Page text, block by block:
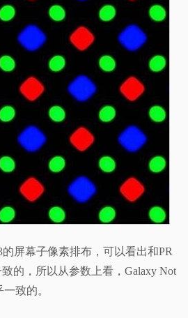
的屏幕子像素排布，可以看出和PR
的，所以从参数上看，Galaxy Not
致的。